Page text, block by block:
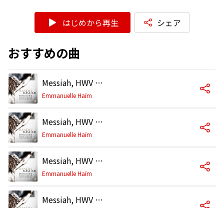
はじめから再生 シェア
おすすめの曲
Messiah, HWV 56, Pt. 1, Scene 2: Accompagnato. "Thus Saith the Lord"
Emmanuelle Haïm
Messiah, HWV 56, Pt. 2, Scene 1: Aria. "He Was Despised and Rejected of Men"
Emmanuelle Haïm
Messiah, HWV 56, Pt. 2, Scene 1: Chorus. "All We Like Sheep Have Gone Astray"
Emmanuelle Haïm
Messiah, HWV 56, Pt. 2, Scene 3: Chorus. "Lift Up Your Heads"